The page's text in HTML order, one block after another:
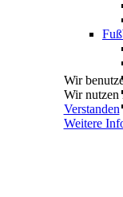
Wir
Wir nutzen
Verstanden
Weitere